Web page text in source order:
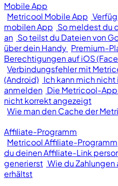
Mobile App
Metricool Mobile App
mobilen App So meldest du
an So teilst du Dateien von
über dein Handy Premium-
Berechtigungen auf iOS
Verbindungsfehler mit
(Android) Ich kann mich
anmelden Die Metricool-
nicht korrekt angezeigt
Wie man den Cache der
Affiliate-Programm
Metricool Affiliate-Programm
du deinen Affiliate-Link
generierst Wie du
erhältst